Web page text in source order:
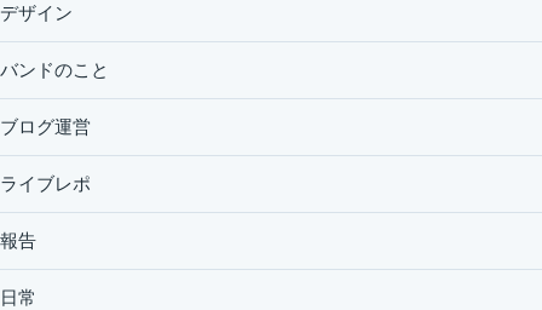
デザイン
バンドのこと
ブログ運営
ライブレポ
報告
日常